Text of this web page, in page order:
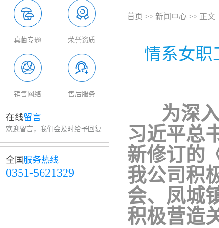
真菌专题 荣誉资质
销售网络 售后服务
在线留言
欢迎留言，我们会及时给予回复
全国 服务热线
0351-5621329
首页 >> 新闻中心 >> 正文
情系女职
为深入
习近平总
新修订的
我公司积
会、凤城
积极营造